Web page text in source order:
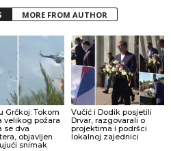
MORE FROM AUTHOR
Grčkoj: Tokom
velikog požara
se dva
objavljen
snimak
Vučić i Dodik posjetili
Drvar, razgovarali o
projektima i podršci
lokalnoj zajednici